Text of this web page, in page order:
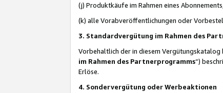
(j) Produktkäufe im Rahmen eines
(k) alle Vorabveröffentlichungen oder
3. Standardvergütung im Rahmen des
Vorbehaltlich der in diesem Vergütungskatalog
im Rahmen des Partnerprogramms“)
Erlöse.
4. Sondervergütung oder Werbeaktionen